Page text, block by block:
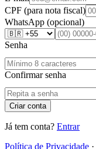
CPF (para nota fiscal)
WhatsApp (opcional)
Senha
Confirmar senha
Criar conta
Já tem conta? Entrar
Política de Privacidade ·